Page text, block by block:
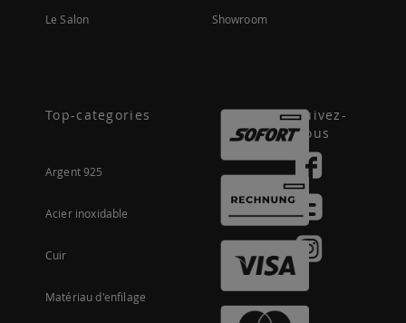
Le Salon Showroom
Top-categories
Argent 925
Acier inoxidable
Cuir
Matériau d'enfilage
Suivez-
nous